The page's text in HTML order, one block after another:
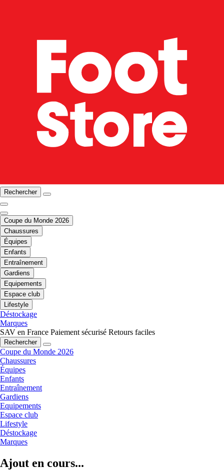
Rechercher
Coupe du Monde 2026
Chaussures
Équipes
Enfants
Entraînement
Gardiens
Equipements
Espace club
Lifestyle
Déstockage
Marques
SAV en France Paiement sécurisé Retours faciles
Rechercher
Coupe du Monde 2026
Chaussures
Équipes
Enfants
Entraînement
Gardiens
Equipements
Espace club
Lifestyle
Déstockage
Marques
Ajout en cours...